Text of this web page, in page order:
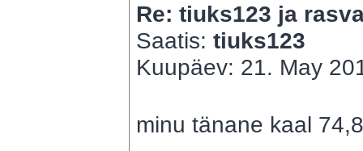
Re: tiuks123 ja
Saatis: tiuks123
Kuupäev: 21. May
minu tänane kaal